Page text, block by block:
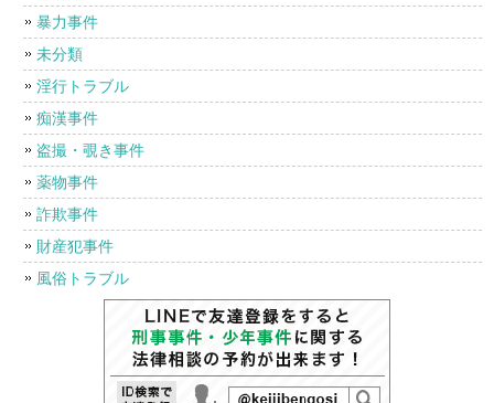
暴力事件
未分類
淫行トラブル
痴漢事件
盗撮・覗き事件
薬物事件
詐欺事件
財産犯事件
風俗トラブル